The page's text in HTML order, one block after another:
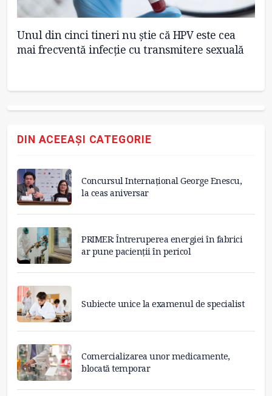
Unul din cinci tineri nu știe că HPV este cea
mai frecventă infecție cu transmitere sexuală
DIN ACEEAȘI CATEGORIE
Concursul Internațional George Enescu,
la ceas aniversar
PRIMER: Întreruperea energiei în fabrici
ar pune pacienții în pericol
Subiecte unice la examenul de specialist
Comercializarea unor medicamente,
blocată temporar